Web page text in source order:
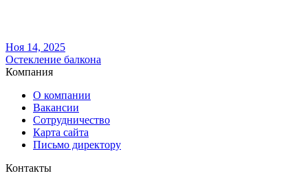
Ноя 14, 2025
Остекление балкона
Компания
О компании
Вакансии
Сотрудничество
Карта сайта
Письмо директору
Контакты